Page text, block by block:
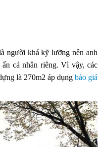
người khá kỹ lưỡng nên anh
cá nhân riêng. Vì vậy, các
là 270m2 áp dụng báo giá